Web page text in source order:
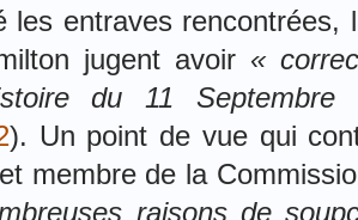
les entraves rencontrées,
jugent avoir «
du 11 Septembre
). Un point de vue qui
membre de la
raisons de